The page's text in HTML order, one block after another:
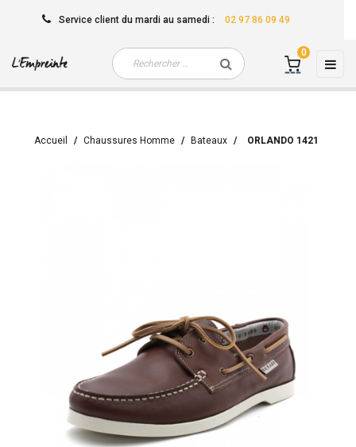
Service client du mardi au samedi : 02 97 86 09 49
☰
0
Accueil Chaussures Homme Bateaux ORLANDO 1421